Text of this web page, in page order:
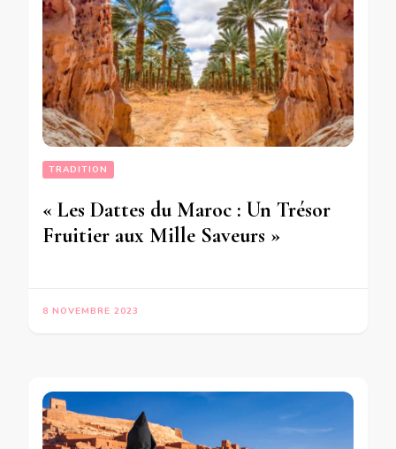
TRADITION
« Les Dattes du Maroc : Un Trésor
Fruitier aux Mille Saveurs »
8 NOVEMBRE 2023